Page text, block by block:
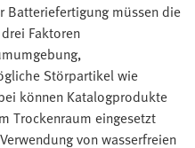
Batteriefertigung müssen die
Faktoren
Störpartikel wie
können Katalogprodukte
Trockenraum eingesetzt
von wasserfreien